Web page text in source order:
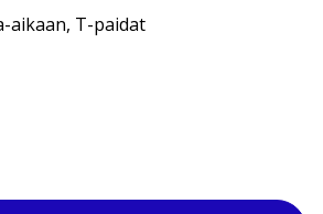
aikaan, T-paidat